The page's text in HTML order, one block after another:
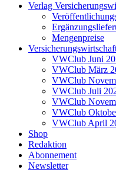
Verlag
Mengenpreise
VWClub Juni
VWClub März
VWClub
VWClub Juli
VWClub
VWClub
VWClub April
Shop
Redaktion
Abonnement
Newsletter